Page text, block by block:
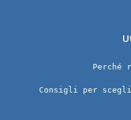
Perché
Consigli per